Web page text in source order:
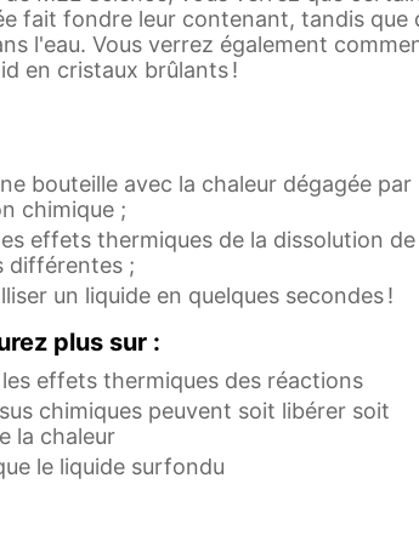
fait fondre leur contenant, tandis
l'eau. Vous verrez également
en cristaux brûlants !
bouteille avec la chaleur dégagée par
chimique ;
effets thermiques de la dissolution de
différentes ;
un liquide en quelques secondes !
plus sur :
effets thermiques des réactions
chimiques peuvent soit libérer soit
la chaleur
le liquide surfondu